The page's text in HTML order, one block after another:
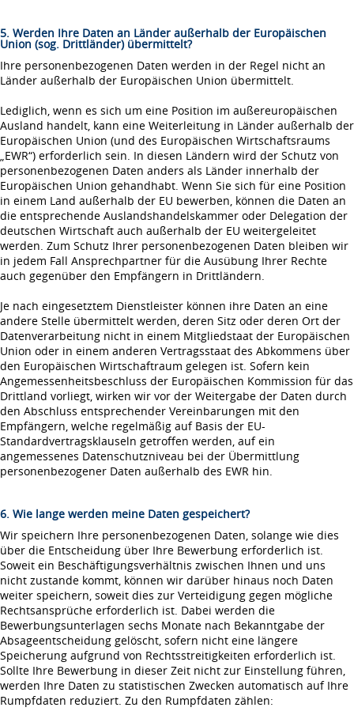
5. Werden Ihre Daten an Länder außerhalb der Europäischen
Union (sog. Drittländer) übermittelt?
Ihre personenbezogenen Daten werden in der Regel nicht an
Länder außerhalb der Europäischen Union übermittelt.
Lediglich, wenn es sich um eine Position im außereuropäischen
Ausland handelt, kann eine Weiterleitung in Länder außerhalb der
Europäischen Union (und des Europäischen Wirtschaftsraums
„EWR“) erforderlich sein. In diesen Ländern wird der Schutz von
personenbezogenen Daten anders als Länder innerhalb der
Europäischen Union gehandhabt. Wenn Sie sich für eine Position
in einem Land außerhalb der EU bewerben, können die Daten an
die entsprechende Auslandshandelskammer oder Delegation der
deutschen Wirtschaft auch außerhalb der EU weitergeleitet
werden. Zum Schutz Ihrer personenbezogenen Daten bleiben wir
in jedem Fall Ansprechpartner für die Ausübung Ihrer Rechte
auch gegenüber den Empfängern in Drittländern.
Je nach eingesetztem Dienstleister können ihre Daten an eine
andere Stelle übermittelt werden, deren Sitz oder deren Ort der
Datenverarbeitung nicht in einem Mitgliedstaat der Europäischen
Union oder in einem anderen Vertragsstaat des Abkommens über
den Europäischen Wirtschaftraum gelegen ist. Sofern kein
Angemessenheitsbeschluss der Europäischen Kommission für das
Drittland vorliegt, wirken wir vor der Weitergabe der Daten durch
den Abschluss entsprechender Vereinbarungen mit den
Empfängern, welche regelmäßig auf Basis der EU-
Standardvertragsklauseln getroffen werden, auf ein
angemessenes Datenschutzniveau bei der Übermittlung
personenbezogener Daten außerhalb des EWR hin.
6. Wie lange werden meine Daten gespeichert?
Wir speichern Ihre personenbezogenen Daten, solange wie dies
über die Entscheidung über Ihre Bewerbung erforderlich ist.
Soweit ein Beschäftigungsverhältnis zwischen Ihnen und uns
nicht zustande kommt, können wir darüber hinaus noch Daten
weiter speichern, soweit dies zur Verteidigung gegen mögliche
Rechtsansprüche erforderlich ist. Dabei werden die
Bewerbungsunterlagen sechs Monate nach Bekanntgabe der
Absageentscheidung gelöscht, sofern nicht eine längere
Speicherung aufgrund von Rechtsstreitigkeiten erforderlich ist.
Sollte Ihre Bewerbung in dieser Zeit nicht zur Einstellung führen,
werden Ihre Daten zu statistischen Zwecken automatisch auf Ihre
Rumpfdaten reduziert. Zu den Rumpfdaten zählen: